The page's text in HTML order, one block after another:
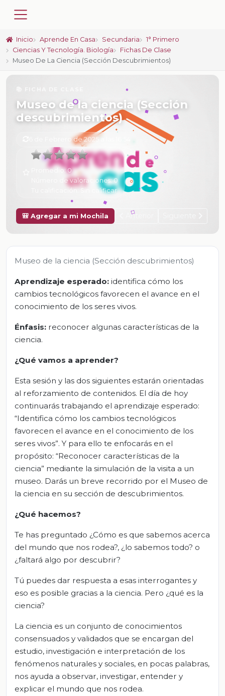
Inicio Aprende En Casa Secundaria
1° Primero
Ciencias Y Tecnología. Biología
Fichas De Clase
Museo De La Ciencia (Sección Descubrimientos)
Museo de la ciencia (Sección
descubrimientos)
6 de Febrero de 2025 a las 16:54
Promedio:0
Número de valoraciones:0
Tu calificación: Sin calificar
🎒 Agregar a mi Mochila Anterior
Museo de la ciencia (Sección descubrimientos)
Aprendizaje esperado: identifica cómo los
cambios tecnológicos favorecen el avance en el
conocimiento de los seres vivos.
Énfasis: reconocer algunas características de la
ciencia.
¿Qué vamos a aprender?
Esta sesión y las dos siguientes estarán orientadas
al reforzamiento de contenidos. El día de hoy
continuarás trabajando el aprendizaje esperado:
“Identifica cómo los cambios tecnológicos
favorecen el avance en el conocimiento de los
seres vivos”. Y para ello te enfocarás en el
propósito: “Reconocer características de la
ciencia” mediante la simulación de la visita a un
museo. Darás un breve recorrido por el Museo de
la ciencia en su sección de descubrimientos.
¿Qué hacemos?
Te has preguntado ¿Cómo es que sabemos acerca
del mundo que nos rodea?, ¿lo sabemos todo? o
¿faltará algo por descubrir?
Tú puedes dar respuesta a esas interrogantes y
eso es posible gracias a la ciencia. Pero ¿qué es la
ciencia?
La ciencia es un conjunto de conocimientos
consensuados y validados que se encargan del
estudio, investigación e interpretación de los
fenómenos naturales y sociales, en pocas palabras,
nos ayuda a observar, investigar, entender y
explicar el mundo que nos rodea.